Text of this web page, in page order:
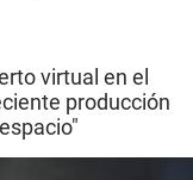
virtual en el
producción